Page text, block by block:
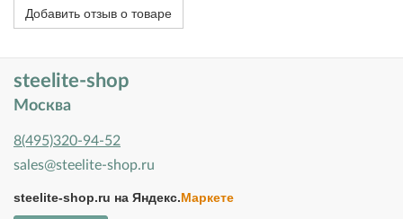
Добавить отзыв о товаре
steelite-shop
Москва
8(495)320-94-52
sales@steelite-shop.ru
steelite-shop.ru на Яндекс.Маркете